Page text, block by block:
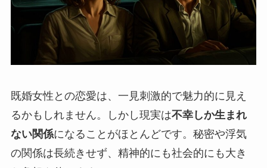
既婚女性との恋愛は、一見刺激的で魅力的に見え
るかもしれません。しかし現実は不幸しか生まれ
ない関係になることがほとんどです。秘密や浮気
の関係は長続きせず、精神的にも社会的にも大き